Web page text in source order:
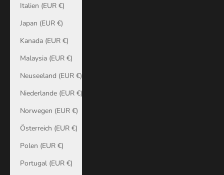
Italien (EUR €)
Japan (EUR €)
Kanada (EUR €)
Malaysia (EUR €)
Neuseeland (EUR €)
Niederlande (EUR €)
Norwegen (EUR €)
Österreich (EUR €)
Polen (EUR €)
Portugal (EUR €)